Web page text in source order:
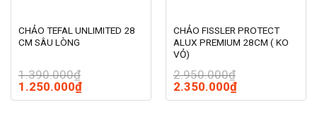
CHẢO TEFAL UNLIMITED 28
CM SÂU LÒNG
1.390.000₫
Giá
gốc
1.250.000₫Giá
hiện
CHẢO FISSLER PROTECT
ALUX PREMIUM 28CM ( KO
VỎ)
2.950.000₫
Giá
gốc
2.350.000₫Giá
hiện